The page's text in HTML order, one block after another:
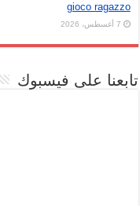
gioco ragazzo
7 أغسطس، 2026
تابعنا على فيسبوك